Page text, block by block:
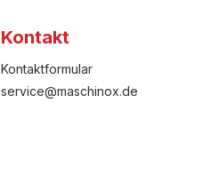
Kontakt
Kontaktformular
service@maschinox.de